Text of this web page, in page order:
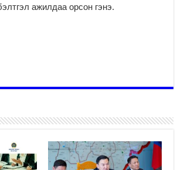
ажилдаа орсон гэнэ.